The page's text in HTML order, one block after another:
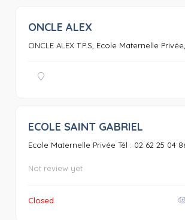
ONCLE ALEX
ONCLE ALEX T.P.S, Ecole Maternelle
ECOLE SAINT GABRIEL
Ecole Maternelle Privée Tél : 02 62 25 04 86
Not review yet
Closed